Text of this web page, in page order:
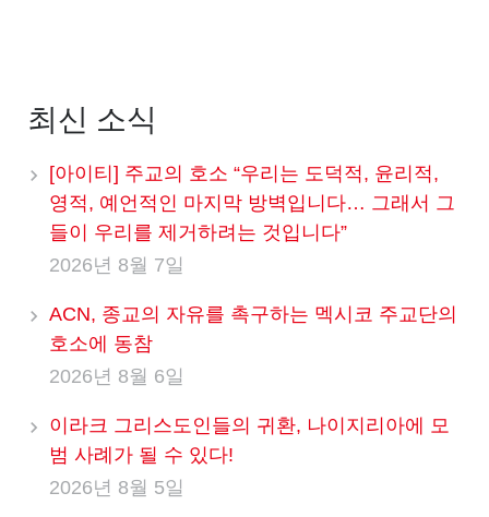
최신 소식
[아이티] 주교의 호소 “우리는 도덕적, 윤리적,
영적, 예언적인 마지막 방벽입니다… 그래서 그
들이 우리를 제거하려는 것입니다”
2026년 8월 7일
ACN, 종교의 자유를 촉구하는 멕시코 주교단의
호소에 동참
2026년 8월 6일
이라크 그리스도인들의 귀환, 나이지리아에 모
범 사례가 될 수 있다!
2026년 8월 5일